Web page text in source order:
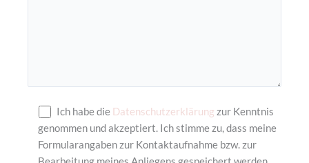
Ich habe die Datenschutzerklärung zur Kenntnis
genommen und akzeptiert. Ich stimme zu, dass meine
Formularangaben zur Kontaktaufnahme bzw. zur